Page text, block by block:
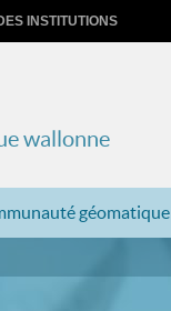
INSTITUTIONS
wallonne
géomatique